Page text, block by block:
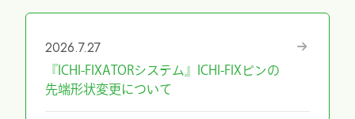
2026.7.27
『ICHI-FIXATORシステム』ICHI-FIXピンの
先端形状変更について